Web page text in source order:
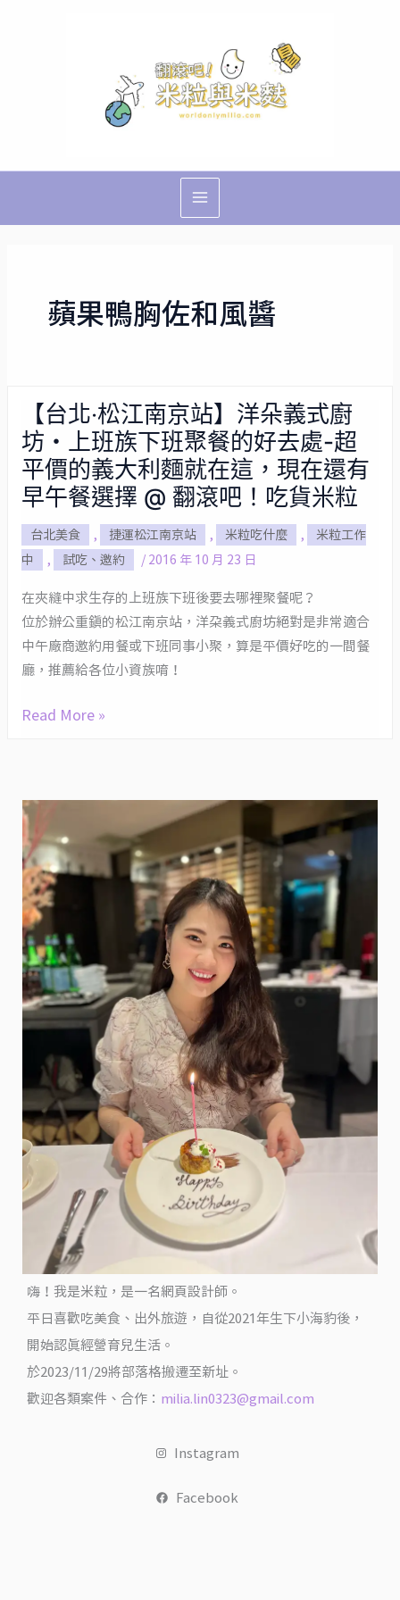
Menu
蘋果鴨胸佐和風醬
【台北‧松江南京站】洋朵義式廚
坊・上班族下班聚餐的好去處-超
平價的義大利麵就在這，現在還有
早午餐選擇 @ 翻滾吧！吃貨米粒
台北美食 , 捷運松江南京站 , 米粒吃什麼 ,
米粒工作
中
, 試吃、邀約 / 2016 年 10 月 23 日
在夾縫中求生存的上班族下班後要去哪裡聚餐呢？
位於辦公重鎮的松江南京站，洋朵義式廚坊絕對是非常適合
中午廠商邀約用餐或下班同事小聚，算是平價好吃的一間餐
廳，推薦給各位小資族唷！
【台
北‧
松
江
南
京
站】
朵
義
式
坊・
下
班
聚
餐
的
好
去
處-
超
的
義
大
利
麵
就
這，
現
在
還
有
Read More »
嗨！我是米粒，是一名網頁設計師。
平日喜歡吃美食、出外旅遊，自從2021年生下小海豹後，
開始認真經營育兒生活。
於2023/11/29將部落格搬遷至新址。
歡迎各類案件、合作： milia.lin0323@gmail.com
Instagram
Facebook